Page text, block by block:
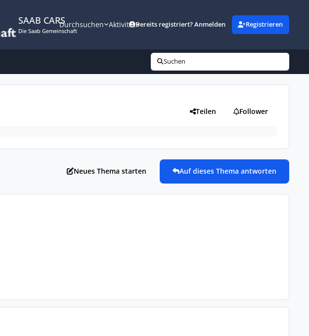
SAAB CARS
Die Saab Gemeinschaft
Durchsuchen AktivitätBereits registriert? Anmelden Registrieren
Suchen
Teilen Follower
Neues Thema starten Auf dieses Thema antworten